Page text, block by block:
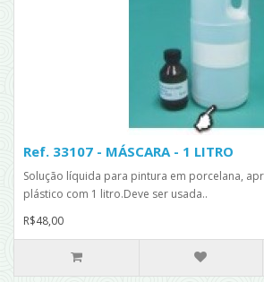
Ref. 33107 - MÁSCARA - 1 LITRO
Solução líquida para pintura em porcelana,
plástico com 1 litro.Deve ser usada..
R$48,00